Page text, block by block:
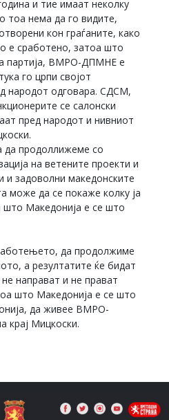
и тие имаат неколку
тоа нема да го видите,
кон граѓаните, како
е сработено, затоа што
партија, ВМРО-ДПМНЕ е
го црпи својот
народот одговара. СДСМ,
се салонски
пред народот и нивниот
да продоллижеме со
на ветените проекти и
и задоволни македонските
може да се покаже колку ја
што Македонија е се што
да продолжиме
а резултатите ќе бидат
направат и не прават
што Македонија е се што
да живее ВМРО-
крај Мицкоски.